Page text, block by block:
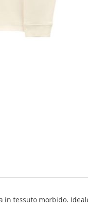
in tessuto morbido.